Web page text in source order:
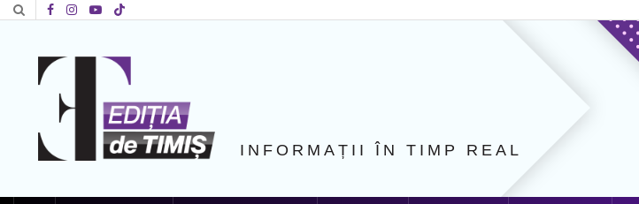
INFORMAȚII ÎN TIMP REAL